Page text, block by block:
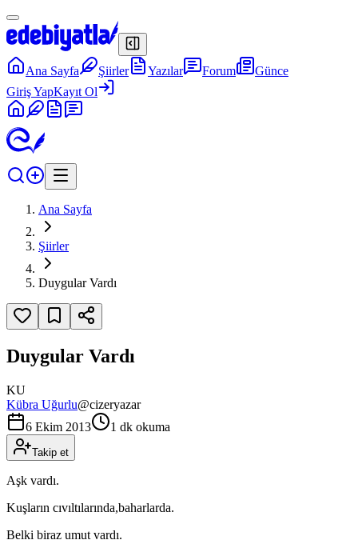
Ana Sayfa Şiirler Yazılar Forum
Günce
Giriş YapKayıt Ol
Ana Sayfa
Şiirler
Duygular Vardı
Duygular Vardı
KU
Kübra Uğurlu@cizeryazar
6 Ekim 2013
1 dk okuma
Takip et
Aşk vardı.
Kuşların cıvıltılarında,baharlarda.
Belki biraz umut vardı.